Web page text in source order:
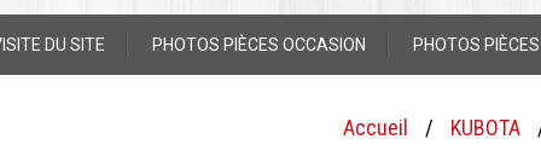
DU SITE PHOTOS PIÈCES OCCASION PHOTOS
Accueil / KUBOTA